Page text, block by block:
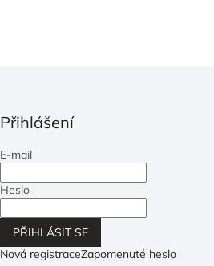
Přihlášení
E-mail
Heslo
PŘIHLÁSIT SE
Nová registraceZapomenuté heslo